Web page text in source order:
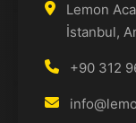
Lemon
İstanbul,
+90 312